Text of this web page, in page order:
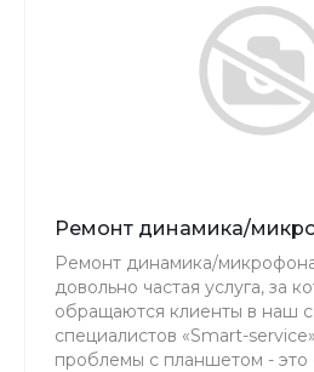
Ремонт динамика/
Ремонт динамика/
довольно частая услуга, за
обращаются клиенты в наш
специалистов «Smart-
проблемы с планшетом - это